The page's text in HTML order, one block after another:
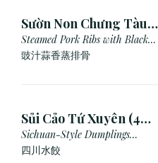
Sườn Non Chưng Tàu
Xì Tỏi
Steamed Pork Ribs with Black
Bean & Garlic Sauce
豉汁蒜香蒸排骨
Sủi Cảo Tứ Xuyên (4
viên)
Sichuan-Style Dumplings
(Spicy)
四川水餃